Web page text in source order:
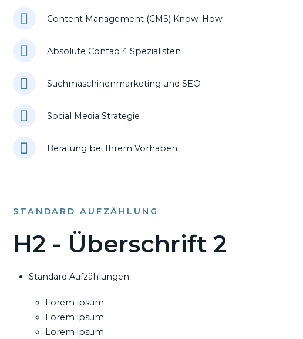
Content Management (CMS) Know-How
Absolute Contao 4 Spezialisten
Suchmaschinenmarketing und SEO
Social Media Strategie
Beratung bei Ihrem Vorhaben
STANDARD AUFZÄHLUNG
H2 - Überschrift 2
Standard Aufzählungen
Lorem ipsum
Lorem ipsum
Lorem ipsum